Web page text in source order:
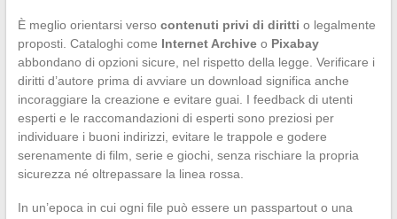
È meglio orientarsi verso contenuti privi di diritti o legalmente
proposti. Cataloghi come Internet Archiveo Pixabay
abbondano di opzioni sicure, nel rispetto della legge. Verificare i
diritti d’autore prima di avviare un download significa anche
incoraggiare la creazione e evitare guai. I feedback di utenti
esperti e le raccomandazioni di esperti sono preziosi per
individuare i buoni indirizzi, evitare le trappole e godere
serenamente di film, serie e giochi, senza rischiare la propria
sicurezza né oltrepassare la linea rossa.
In un’epoca in cui ogni file può essere un passpartout o una